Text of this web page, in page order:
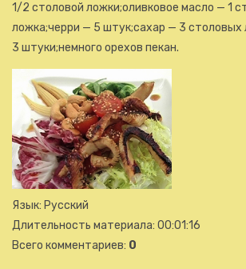
1/2 столовой ложки;оливковое масло — 1
ложка;черри — 5 штук;сахар — 3 столовых
3 штуки;немного орехов пекан.
Язык: Русский
Длительность материала: 00:01:16
Всего комментариев: 0